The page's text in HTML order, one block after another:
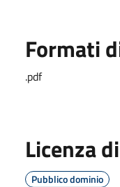
Formati
.pdf
Licenza
Pubblico dominio